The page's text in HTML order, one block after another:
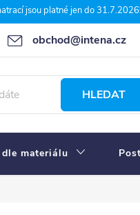
jsou platné jen do
obchod@intena.cz
proč nakupit u Intena nábytek
HLEDAT
dle materiálu